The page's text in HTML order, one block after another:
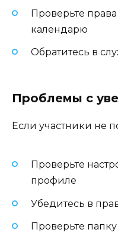
Проверьте
календарю
Обратитесь в
Проблемы с
Если участники не
Проверьте
профиле
Убедитесь в
Проверьте